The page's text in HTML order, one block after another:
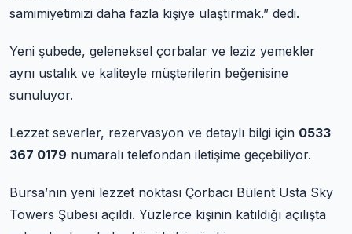
samimiyetimizi daha fazla kişiye ulaştırmak.” dedi.
Yeni şubede, geleneksel çorbalar ve leziz yemekler
aynı ustalık ve kaliteyle müşterilerin beğenisine
sunuluyor.
Lezzet severler, rezervasyon ve detaylı bilgi için 0533
367 0179 numaralı telefondan iletişime geçebiliyor.
Bursa’nın yeni lezzet noktası Çorbacı Bülent Usta Sky
Towers Şubesi açıldı. Yüzlerce kişinin katıldığı açılışta